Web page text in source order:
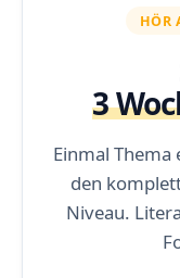
HÖR
3
Einmal
den
Niveau.